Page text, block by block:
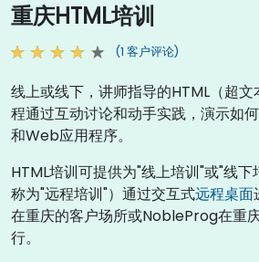
重庆HTML培训
(1 客户评论)
线上或线下，讲师指导的HTML（超
程通过互动讨论和动手实践，演示如
和Web应用程序。
HTML培训可提供为"线上培训"或"线
称为"远程培训"）通过交互式远程桌面
在重庆的客户场所或NobleProg在重
行。